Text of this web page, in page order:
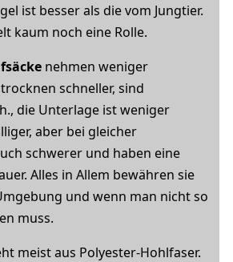
ist besser als die vom Jungtier.
kaum noch eine Rolle.
nehmen weniger
schneller, sind
die Unterlage ist weniger
aber bei gleicher
schwerer und haben eine
Alles in Allem bewähren sie
und wenn man nicht so
muss.
meist aus Polyester-Hohlfaser.